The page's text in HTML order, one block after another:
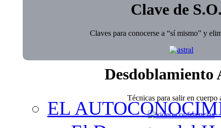
Clave de
Claves para conocerse a “sí mismo” y
Desdoblamiento
Técnicas para salir en cuerpo
EL